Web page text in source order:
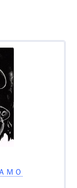
ＭＯ